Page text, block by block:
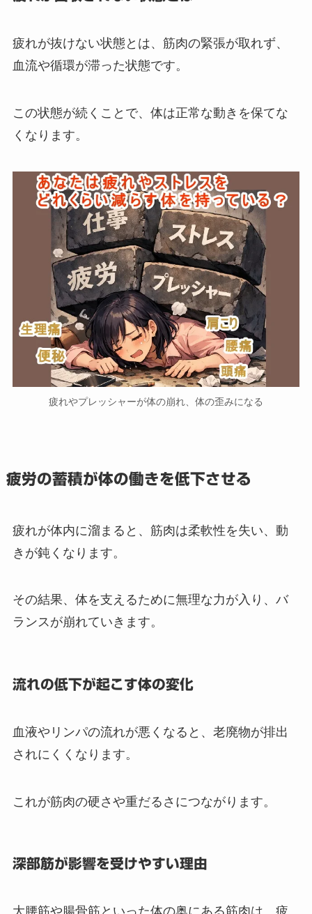
疲れが抜けない状態とは、筋肉の緊張が取れず、
血流や循環が滞った状態です。
この状態が続くことで、体は正常な動きを保てな
くなります。
疲れやプレッシャーが体の崩れ、体の歪みになる
疲労の蓄積が体の働きを低下させる
疲れが体内に溜まると、筋肉は柔軟性を失い、動
きが鈍くなります。
その結果、体を支えるために無理な力が入り、バ
ランスが崩れていきます。
流れの低下が起こす体の変化
血液やリンパの流れが悪くなると、老廃物が排出
されにくくなります。
これが筋肉の硬さや重だるさにつながります。
深部筋が影響を受けやすい理由